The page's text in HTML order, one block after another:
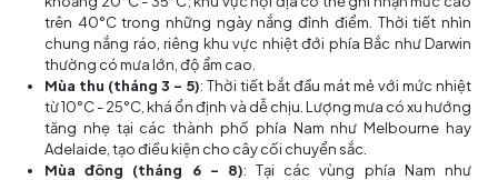
trên 40°C trong những ngày nắng đỉnh điểm. Thời tiết nhìn
chung nắng ráo, riêng khu vực nhiệt đới phía Bắc như Darwin
thường có mưa lớn, độ ẩm cao.
Mùa thu (tháng 3 - 5): Thời tiết bắt đầu mát mẻ với mức nhiệt
từ 10°C - 25°C, khá ổn định và dễ chịu. Lượng mưa có xu hướng
tăng nhẹ tại các thành phố phía Nam như Melbourne hay
Adelaide, tạo điều kiện cho cây cối chuyển sắc.
Mùa đông (tháng 6 - 8): Tại các vùng phía Nam như